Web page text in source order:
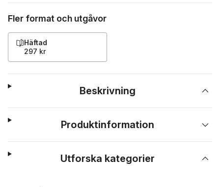
Fler format och utgåvor
Häftad
297 kr
Beskrivning
Produktinformation
Utforska kategorier